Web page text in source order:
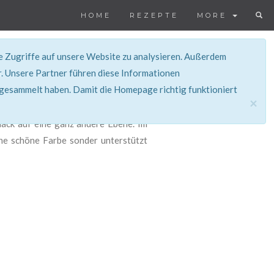
HOME REZEPTE MORE
Zugriffe auf unsere Website zu analysieren. Außerdem
Unsere Partner führen diese Informationen
haben. Damit die Homepage richtig funktioniert
×
auf eine ganz andere Ebene. Im
schöne Farbe sonder unterstützt